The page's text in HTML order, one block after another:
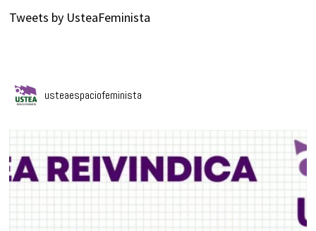
Tweets by UsteaFeminista
usteaespaciofeminista